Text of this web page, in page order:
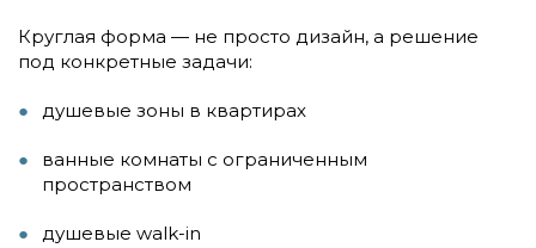
Круглая форма — не просто дизайн, а решение
под конкретные задачи:
душевые зоны в квартирах
ванные комнаты с ограниченным
пространством
душевые walk-in